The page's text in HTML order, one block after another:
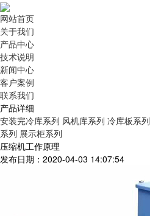
网站首页
关于我们
产品中心
技术说明
新闻中心
客户案例
联系我们
产品详细
安装完冷库系列 风机库系列 冷库板系列
系列 展示柜系列
压缩机工作原理
发布日期：2020-04-03 14:07:54